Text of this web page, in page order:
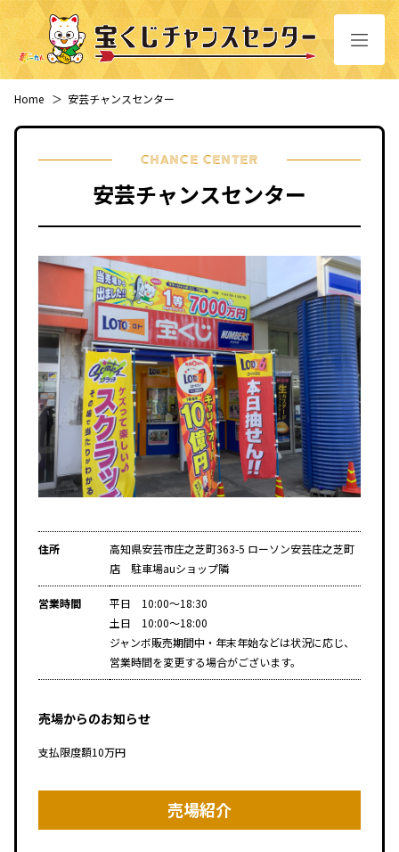
Home ＞ 安芸チャンスセンター
CHANCE CENTER
安芸チャンスセンター
住所
高知県安芸市庄之芝町363-5 ローソン安芸庄之芝町
店 駐車場auショップ隣
営業時間
平日 10:00～18:30
土日 10:00～18:00
ジャンボ販売期間中・年末年始などは状況に応じ、
営業時間を変更する場合がございます。
売場からのお知らせ
支払限度額10万円
売場紹介